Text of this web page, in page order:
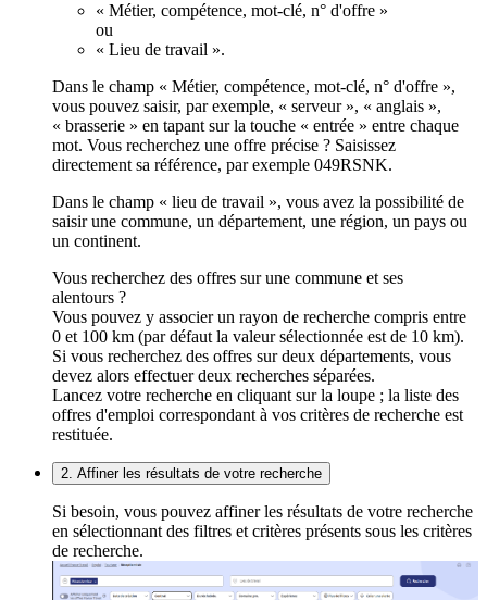
« Métier, compétence, mot-clé, n° d'offre »
ou
« Lieu de travail ».
Dans le champ « Métier, compétence, mot-clé, n° d'offre »,
vous pouvez saisir, par exemple, « serveur », « anglais »,
« brasserie » en tapant sur la touche « entrée » entre chaque
mot. Vous recherchez une offre précise ? Saisissez
directement sa référence, par exemple 049RSNK.
Dans le champ « lieu de travail », vous avez la possibilité de
saisir une commune, un département, une région, un pays ou
un continent.
Vous recherchez des offres sur une commune et ses
alentours ?
Vous pouvez y associer un rayon de recherche compris entre
0 et 100 km (par défaut la valeur sélectionnée est de 10 km).
Si vous recherchez des offres sur deux départements, vous
devez alors effectuer deux recherches séparées.
Lancez votre recherche en cliquant sur la loupe ; la liste des
offres d'emploi correspondant à vos critères de recherche est
restituée.
2. Affiner les résultats de votre recherche
Si besoin, vous pouvez affiner les résultats de votre recherche
en sélectionnant des filtres et critères présents sous les critères
de recherche.